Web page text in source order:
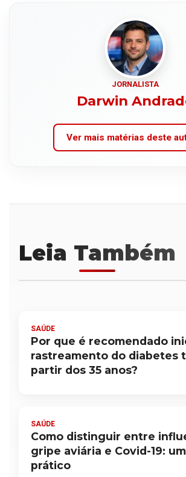
JORNALISTA
Darwin
Ver mais matérias deste
Leia Também
SAÚDE
Por que é recomendado
rastreamento do diabetes
partir dos 35 anos?
SAÚDE
Como distinguir entre
gripe aviária e Covid-19:
prático